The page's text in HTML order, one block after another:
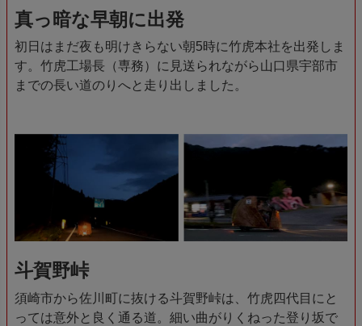
真っ暗な早朝に出発
初日はまだ夜も明けきらない朝5時に竹虎本社を出発しま
す。竹虎工場長（専務）に見送られながら山口県宇部市
までの長い道のりへと走り出しました。
斗賀野峠
須崎市から佐川町に抜ける斗賀野峠は、竹虎四代目にと
っては意外と良く通る道。細い曲がりくねった登り坂で